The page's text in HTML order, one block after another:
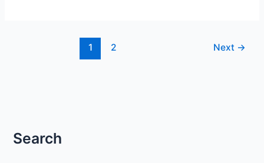
1 2 Next →
Search